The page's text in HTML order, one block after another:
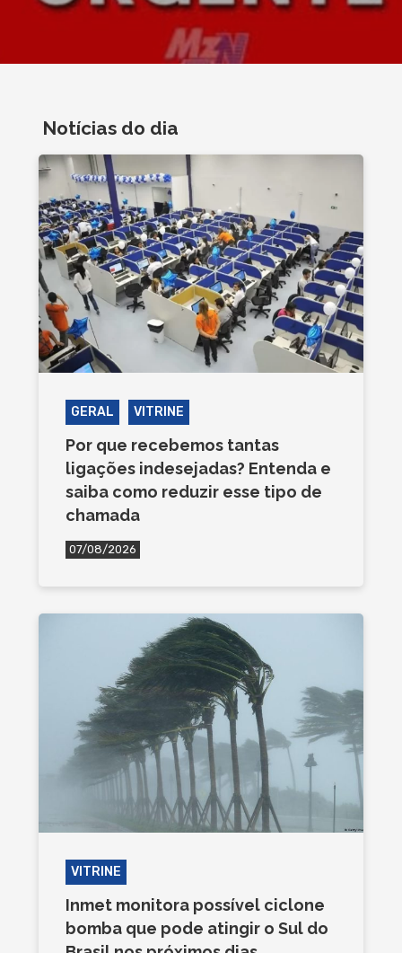
Notícias do dia
GERAL VITRINE
Por que recebemos tantas
ligações indesejadas? Entenda e
saiba como reduzir esse tipo de
chamada
07/08/2026
VITRINE
Inmet monitora possível ciclone
bomba que pode atingir o Sul do